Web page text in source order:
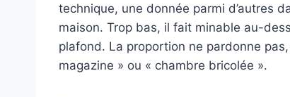
technique, une donnée parmi d’autres
maison. Trop bas, il fait minable au-
plafond. La proportion ne pardonne
magazine » ou « chambre bricolée ».